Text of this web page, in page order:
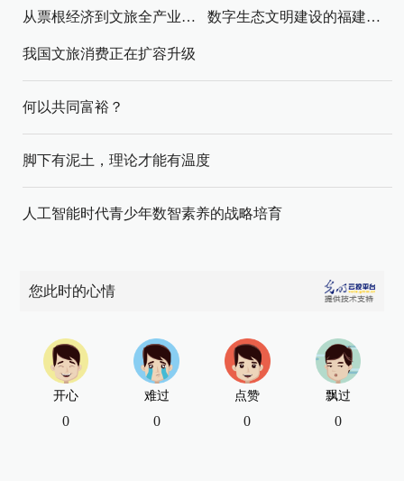
从票根经济到文旅全产业链升级 数字生态文明建设的福建路径与启示
我国文旅消费正在扩容升级
何以共同富裕？
脚下有泥土，理论才能有温度
人工智能时代青少年数智素养的战略培育
您此时的心情
开心
0
难过
0
点赞
0
飘过
0